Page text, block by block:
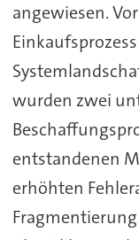
angewiesen.
wurden zwei
entstandenen
erhöhten